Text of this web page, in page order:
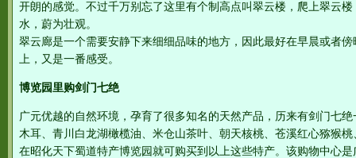
开朗的感觉。不过千万别忘了这里有个制高点叫翠云楼，爬上翠云
水，蔚为壮观。
翠云廊是一个需要安静下来细细品味的地方，因此最好在早晨或者
上，又是一番感受。
博览园里购剑门七绝
广元优越的自然环境，孕育了很多知名的天然产品，历来有剑门七
木耳、青川白龙湖橄榄油、米仓山茶叶、朝天核桃、苍溪红心猕猴
在昭化天下蜀道特产博览园就可购买到以上这些特产。该购物中心